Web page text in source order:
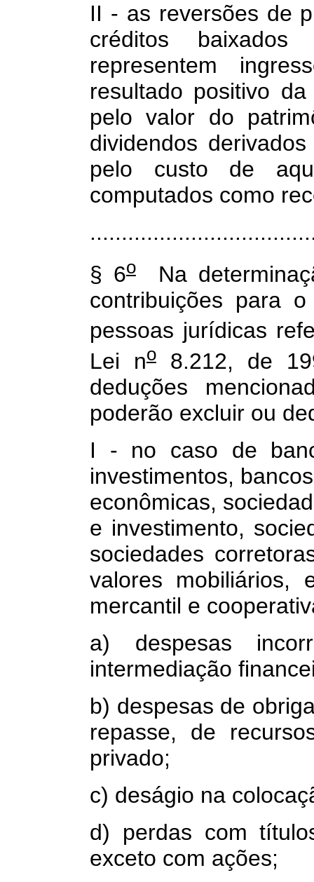
II - as reversões de
créditos
representem
resultado positivo
pelo valor do
dividendos
pelo custo de
computados como
§ 6oNa
contribuições para
pessoas jurídicas
Lei no8.212, de
deduções
poderão excluir ou
I - no caso de
investimentos,
econômicas,
e investimento,
sociedades
valores mobiliários,
mercantil e
a) despesas
intermediação
b) despesas de
repasse, de
privado;
c) deságio na
d) perdas com
exceto com ações;